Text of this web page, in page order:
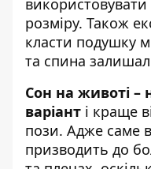
розміру. Також
класти подушку
та спина
Сон на животі –
варіант і краще
пози. Адже саме
призводить до